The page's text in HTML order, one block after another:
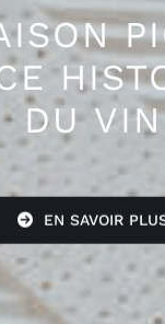
ART & VIN
X
EN SAVOIR